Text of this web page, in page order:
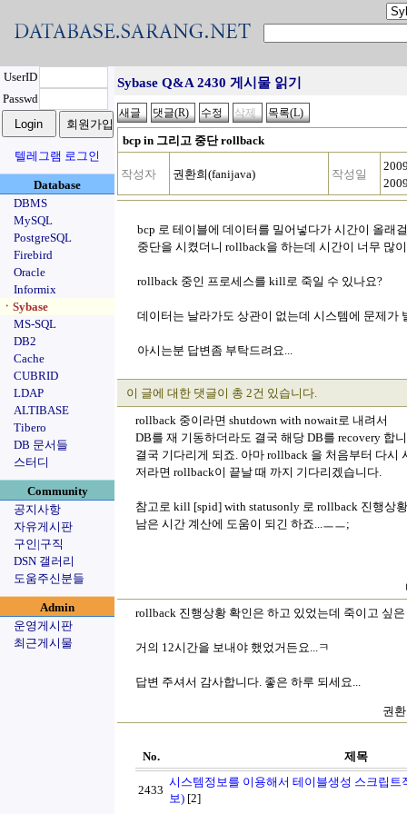
UserID
Passwd
텔레그램 로그인
Database
DBMS
MySQL
PostgreSQL
Firebird
Oracle
Informix
ㆍSybase
MS-SQL
DB2
Cache
CUBRID
LDAP
ALTIBASE
Tibero
DB 문서들
스터디
Community
공지사항
자유게시판
구인|구직
DSN 갤러리
도움주신분들
Admin
운영게시판
최근게시물
Sybase Q&A 2430 게시물 읽기
bcp in 그리고 중단 rollback
작성자 권환희(fanijava) 작성일
bcp 로 테이블에 데이터를 밀어넣다가 시간이 올래
중단을 시켰더니 rollback을 하는데 시간이 너무 많
rollback 중인 프로세스를 kill로 죽일 수 있나요?
데이터는 날라가도 상관이 없는데 시스템에 문제가
아시는분 답변좀 부탁드려요...
이 글에 대한 댓글이 총 2건 있습니다.
rollback 중이라면 shutdown with nowait로 내려서
DB를 재 기동하더라도 결국 해당 DB를 recovery 합
결국 기다리게 되죠. 아마 rollback 을 처음부터 다시
저라면 rollback이 끝날 때 까지 기다리겠습니다.
참고로 kill [spid] with statusonly 로 rollback 진행상
남은 시간 계산에 도움이 되긴 하죠...ㅡㅡ;
rollback 진행상황 확인은 하고 있었는데 죽이고 싶
거의 12시간을 보내야 했었거든요...ㅋ
답변 주셔서 감사합니다. 좋은 하루 되세요...
권
No. 제목
2433
시스템정보를 이용해서 테이블생성 스크립트
보) [2]